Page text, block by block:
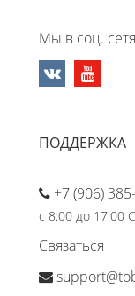
Мы в соц.
ПОДДЕРЖКА
+7 (906)
с 8:00 до 17:00
Связаться